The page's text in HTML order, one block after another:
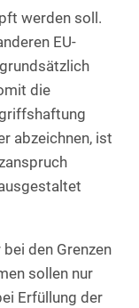
werden soll.
EU-
die
abzeichnen, ist
den Grenzen
sollen nur
Erfüllung der